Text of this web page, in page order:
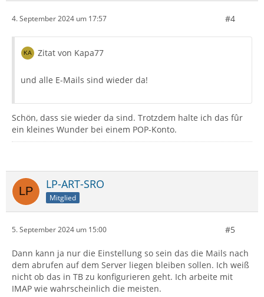
4. September 2024 um 17:57 #4
Zitat von Kapa77
und alle E-Mails sind wieder da!
Schön, dass sie wieder da sind. Trotzdem halte ich das fûr
ein kleines Wunder bei einem POP-Konto.
LP-ART-SRO
Mitglied
5. September 2024 um 15:00 #5
Dann kann ja nur die Einstellung so sein das die Mails nach
dem abrufen auf dem Server liegen bleiben sollen. Ich weiß
nicht ob das in TB zu konfigurieren geht. Ich arbeite mit
IMAP wie wahrscheinlich die meisten.